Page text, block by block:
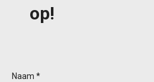
op!
Naam *